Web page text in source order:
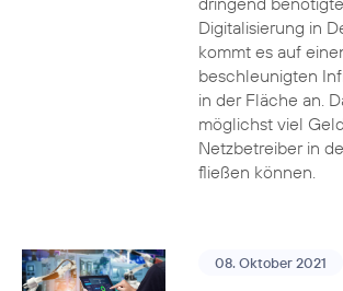
Digitalisierung in
kommt es auf
beschleunigten
in der Fläche an.
möglichst viel
Netzbetreiber in
fließen können.
08. Oktober 2021